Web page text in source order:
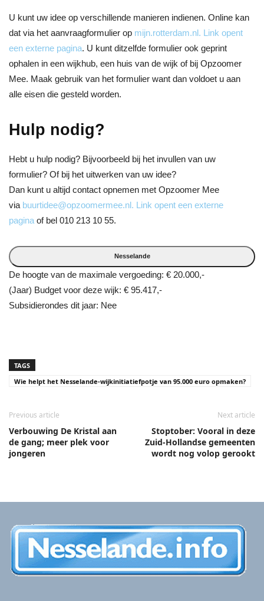
U kunt uw idee op verschillende manieren indienen. Online kan
dat via het aanvraagformulier op mijn.rotterdam.nl. Link opent
een externe pagina. U kunt ditzelfde formulier ook geprint
ophalen in een wijkhub, een huis van de wijk of bij Opzoomer
Mee. Maak gebruik van het formulier want dan voldoet u aan
alle eisen die gesteld worden.
Hulp nodig?
Hebt u hulp nodig? Bijvoorbeeld bij het invullen van uw
formulier? Of bij het uitwerken van uw idee?
Dan kunt u altijd contact opnemen met Opzoomer Mee
via buurtidee@opzoomermee.nl. Link opent een externe
pagina of bel 010 213 10 55.
Nesselande
De hoogte van de maximale vergoeding: € 20.000,-
(Jaar) Budget voor deze wijk: € 95.417,-
Subsidierondes dit jaar: Nee
TAGS
Wie helpt het Nesselande-wijkinitiatiefpotje van 95.000 euro opmaken?
Previous article
Verbouwing De Kristal aan
de gang; meer plek voor
jongeren
Next article
Stoptober: Vooral in deze
Zuid-Hollandse gemeenten
wordt nog volop gerookt